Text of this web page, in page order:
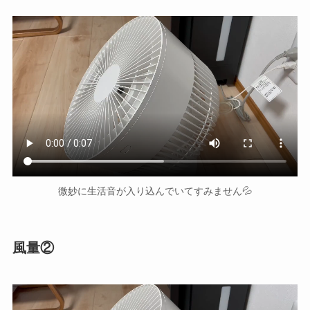
微妙に生活音が入り込んでいてすみません💦
風量②